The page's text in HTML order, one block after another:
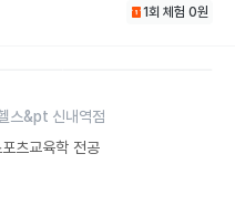
1회 체험 0원
스&pt 신내역점
츠교육학 전공